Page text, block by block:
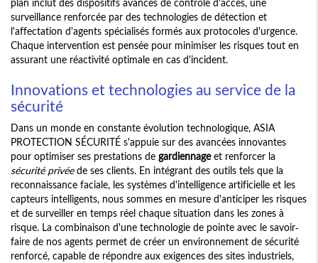
plan inclut des dispositifs avancés de contrôle d'accès, une
surveillance renforcée par des technologies de détection et
l'affectation d'agents spécialisés formés aux protocoles d'urgence.
Chaque intervention est pensée pour minimiser les risques tout en
assurant une réactivité optimale en cas d'incident.
Innovations et technologies au service de la
sécurité
Dans un monde en constante évolution technologique, ASIA
PROTECTION SÉCURITÉ s'appuie sur des avancées innovantes
pour optimiser ses prestations de gardiennageet renforcer la
sécurité privéede ses clients. En intégrant des outils tels que la
reconnaissance faciale, les systèmes d'intelligence artificielle et les
capteurs intelligents, nous sommes en mesure d'anticiper les risques
et de surveiller en temps réel chaque situation dans les zones à
risque. La combinaison d'une technologie de pointe avec le savoir-
faire de nos agents permet de créer un environnement de sécurité
renforcé, capable de répondre aux exigences des sites industriels,